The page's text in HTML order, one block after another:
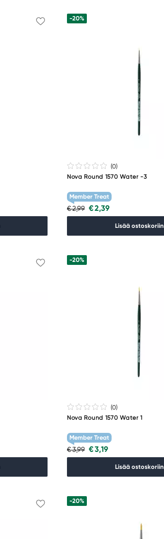
-20%
(0)
Nova Round 1570 Water -3
Member Treat
€ 2,99 € 2,39
Lisää ostoskoriin
-20%
(0)
Nova Round 1570 Water 1
Member Treat
€ 3,99 € 3,19
Lisää ostoskoriin
-20%